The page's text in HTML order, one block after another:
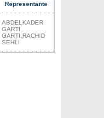
Representante
ABDELKADER
GARTI
GARTI,RACHID
SEHLI